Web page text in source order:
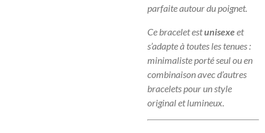
parfaite autour du poignet.
Ce bracelet estunisexeet
s’adapte à toutes les tenues :
minimaliste porté seul ou en
combinaison avec d’autres
bracelets pour un style
original et lumineux.